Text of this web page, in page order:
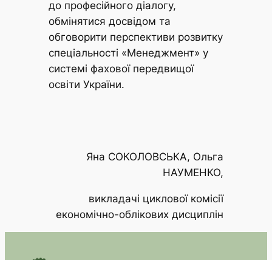
до професійного діалогу,
обмінятися досвідом та
обговорити перспективи розвитку
спеціальності «Менеджмент» у
системі фахової передвищої
освіти України.
Яна СОКОЛОВСЬКА, Ольга
НАУМЕНКО,
викладачі циклової комісії
економічно-облікових дисциплін